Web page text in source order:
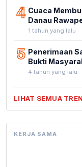
4 Cuaca
Danau
1 tahun yang lalu
5 Penerimaan
Bukti
4 tahun yang lalu
LIHAT SEMUA
KERJA SAMA